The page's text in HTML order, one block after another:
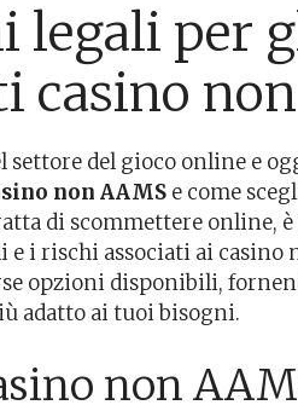
legali per
casino
settore del gioco online e
non AAMS e come
di scommettere online,
i rischi associati ai casino
opzioni disponibili,
adatto ai tuoi bisogni.
non